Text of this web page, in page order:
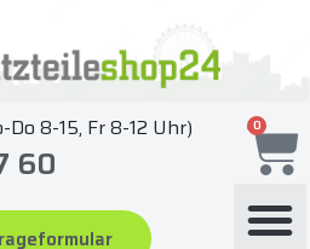
8-15, Fr 8-12 Uhr)
60
0